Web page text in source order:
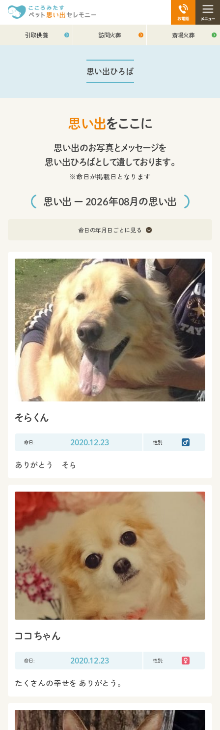
引取供養 訪問火葬 斎場火葬
思い出ひろば
思い出をここに
思い出のお写真とメッセージを
思い出ひろばとして遺しております。
※命日が掲載日となります
思い出 ー 2026年08月の思い出
命日の年月日ごとに見る
そらくん
命日: 2020.12.23 性別:
ありがとう そら
ココちゃん
命日: 2020.12.23 性別:
たくさんの幸せを ありがとう。